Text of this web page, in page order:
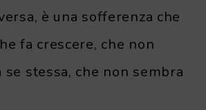
è una sofferenza che
fa crescere, che non
stessa, che non sembra